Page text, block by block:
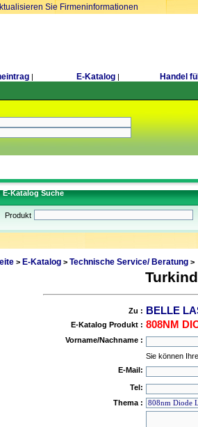
Sie Firmeninformationen
| E-Katalog | Handel
E-Katalog Suche
Produkt
> E-Katalog> Technische Service/ Beratung>
Zu : BELLE
E-Katalog Produkt : 808NM
Vorname/Nachname :
Sie können
E-Mail:
Tel:
Thema :